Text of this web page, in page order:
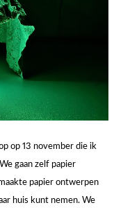
op 13 november die ik
gaan zelf papier
papier ontwerpen
huis kunt nemen. We